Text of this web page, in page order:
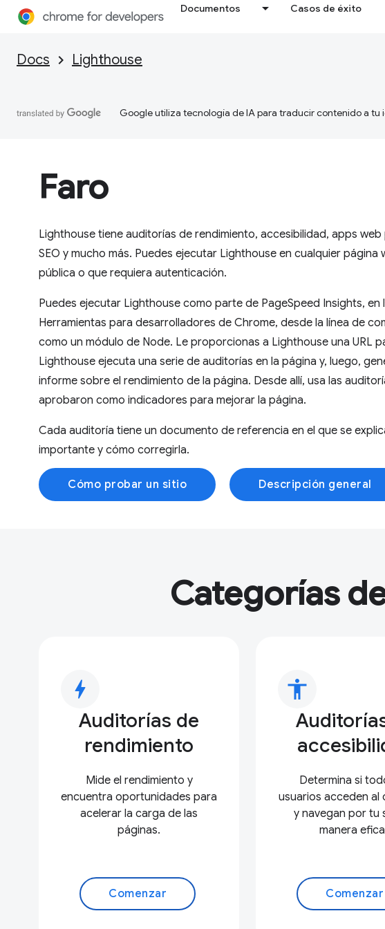
Documentos Casos de éxito
Docs Lighthouse
Google utiliza tecnología de IA para traducir contenido a
Faro
Lighthouse tiene auditorías de rendimiento, accesibilidad, apps web
SEO y mucho más. Puedes ejecutar Lighthouse en cualquier página
pública o que requiera autenticación.
Puedes ejecutar Lighthouse como parte de PageSpeed Insights, en
Herramientas para desarrolladores de Chrome, desde la línea de
como un módulo de Node. Le proporcionas a Lighthouse una URL
Lighthouse ejecuta una serie de auditorías en la página y, luego,
informe sobre el rendimiento de la página. Desde allí, usa las
aprobaron como indicadores para mejorar la página.
Cada auditoría tiene un documento de referencia en el que se
importante y cómo corregirla.
Cómo probar un sitio Descripción general
Categorías
bolt
Auditorías de
rendimiento
Mide el rendimiento y
encuentra oportunidades para
acelerar la carga de las
páginas.
Comenzar
accessibility
Determina si
usuarios acceden al
y navegan por tu
manera
Comenzar